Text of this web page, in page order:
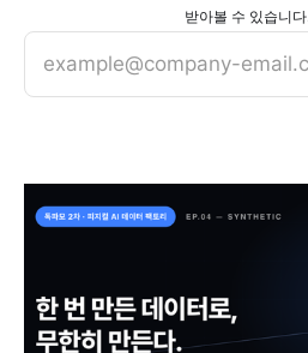
받아볼 수 있습니
example@company-